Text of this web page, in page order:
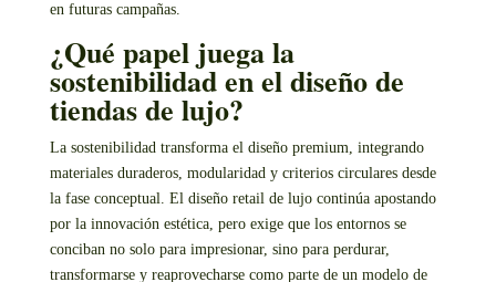
¿Qué papel juega la
sostenibilidad en el diseño de
tiendas de lujo?
La sostenibilidad transforma el diseño premium, integrando
materiales duraderos, modularidad y criterios circulares desde
la fase conceptual. El diseño retail de lujo continúa apostando
por la innovación estética, pero exige que los entornos se
conciban no solo para impresionar, sino para perdurar,
transformarse y reaprovecharse como parte de un modelo de